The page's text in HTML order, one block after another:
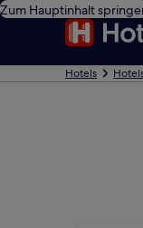
Zum Hauptinhalt
Hotels